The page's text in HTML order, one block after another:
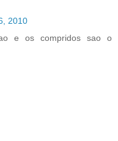
2010
e os compridos sao o